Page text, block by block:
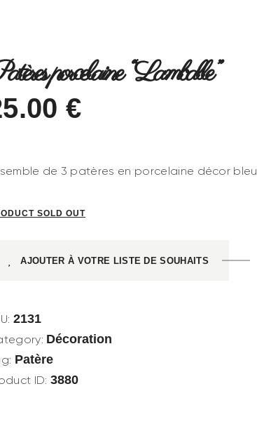
porcelaine “Lamballe”
.00 €
de 3 patères en porcelaine décor bleu
SOLD OUT
AJOUTER À VOTRE LISTE DE SOUHAITS
2131
Décoration
Patère
ID: 3880